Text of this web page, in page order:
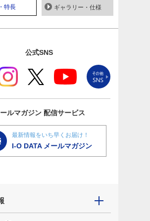
特長 ギャラリー・仕様
公式SNS
ールマガジン 配信サービス
最新情報をいち早くお届け！
I-O DATA メールマガジン